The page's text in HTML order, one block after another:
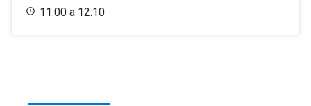
11:00 a 12:10